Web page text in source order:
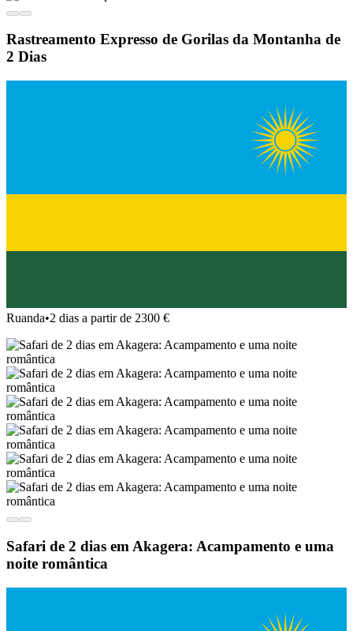
Rastreamento Expresso de Gorilas da Montanha de
2 Dias
Ruanda•2 dias a partir de 2300 €
Safari de 2 dias em Akagera: Acampamento e uma
noite romântica